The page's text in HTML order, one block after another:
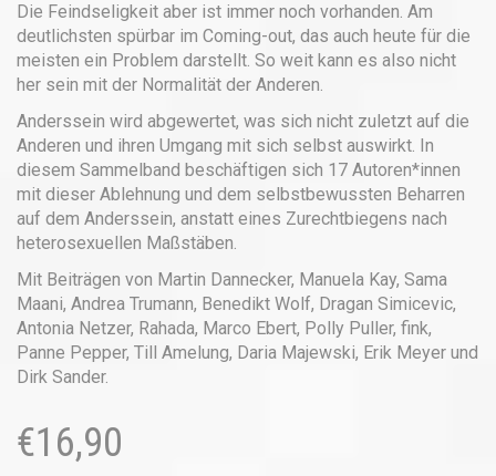
Die Feindseligkeit aber ist immer noch vorhanden. Am
deutlichsten spürbar im Coming-out, das auch heute für die
meisten ein Problem darstellt. So weit kann es also nicht
her sein mit der Normalität der Anderen.
Anderssein wird abgewertet, was sich nicht zuletzt auf die
Anderen und ihren Umgang mit sich selbst auswirkt. In
diesem Sammelband beschäftigen sich 17 Autoren*innen
mit dieser Ablehnung und dem selbstbewussten Beharren
auf dem Anderssein, anstatt eines Zurechtbiegens nach
heterosexuellen Maßstäben.
Mit Beiträgen von Martin Dannecker, Manuela Kay, Sama
Maani, Andrea Trumann, Benedikt Wolf, Dragan Simicevic,
Antonia Netzer, Rahada, Marco Ebert, Polly Puller, fink,
Panne Pepper, Till Amelung, Daria Majewski, Erik Meyer und
Dirk Sander.
€16,90